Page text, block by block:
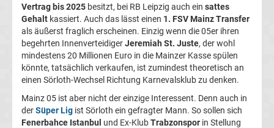
Transfergerüchte
1.
FC
Union
Vertrag bis 2025 besitzt, bei RB Leipzig auch ein sattes
Gehalt kassiert. Auch das lässt einen 1. FSV Mainz Transfer
als äußerst fraglich erscheinen. Einzig wenn die 05er ihren
begehrten InnenverteidigerJeremiah St. Juste, der wohl
mindestens 20 Millionen Euro in die Mainzer Kasse spülen
könnte, tatsächlich verkaufen, ist zumindest theoretisch an
einen Sörloth-Wechsel Richtung Karnevalsklub zu denken.
Mainz 05 ist aber nicht der einzige Interessent. Denn auch in
derSüper Lig ist Sörloth ein gefragter Mann. So sollen sich
Fenerbahce Istanbul und Ex-KlubTrabzonspor in Stellung